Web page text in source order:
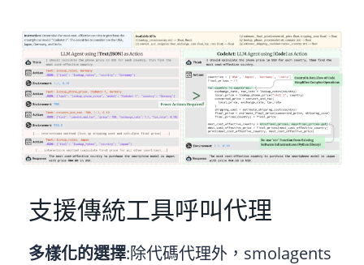
支援傳統工具呼叫代理
多樣化的選擇:除代碼代理外，smolagents